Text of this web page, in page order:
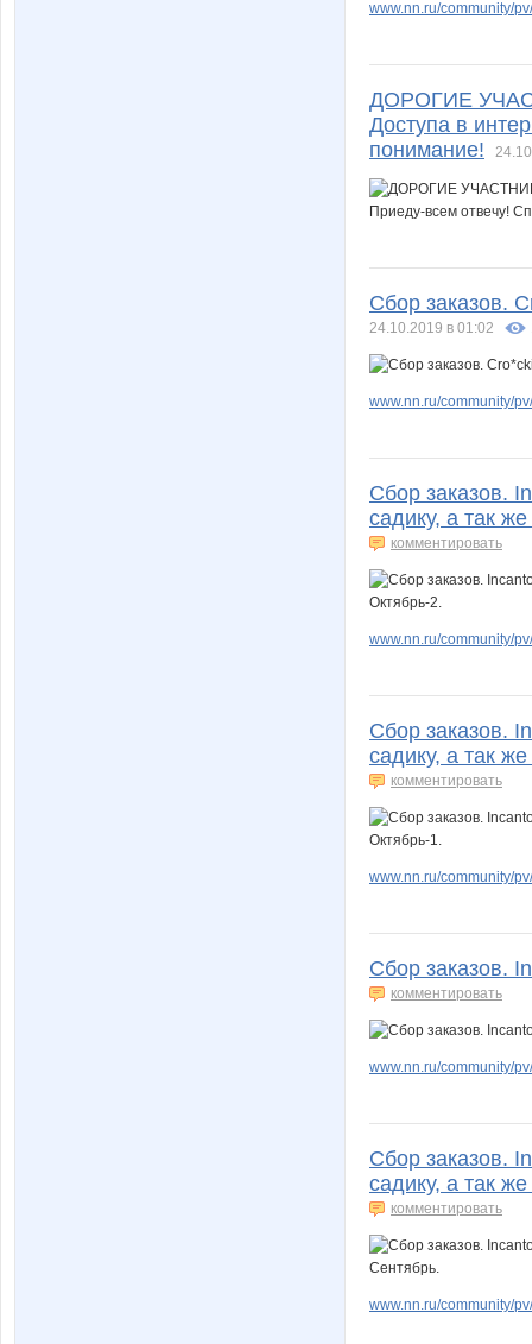
www.nn.ru/community/
ДОРОГИЕ
Доступа в
понимание!
Сбор заказов.
24.10.2019 в 01:02
www.nn.ru/community/
Сбор заказов.
садику, а так
комментировать
www.nn.ru/community/
Сбор заказов.
садику, а так
комментировать
www.nn.ru/community/
Сбор заказов.
комментировать
www.nn.ru/community/
Сбор заказов.
садику, а так
комментировать
www.nn.ru/community/